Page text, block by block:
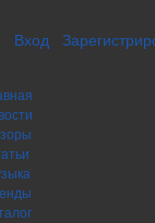
Вход